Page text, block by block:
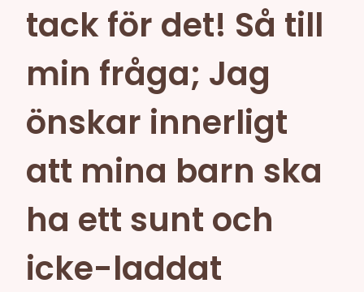
tack för det! Så till
min fråga; Jag
önskar innerligt
att mina barn ska
ha ett sunt och
icke-laddat